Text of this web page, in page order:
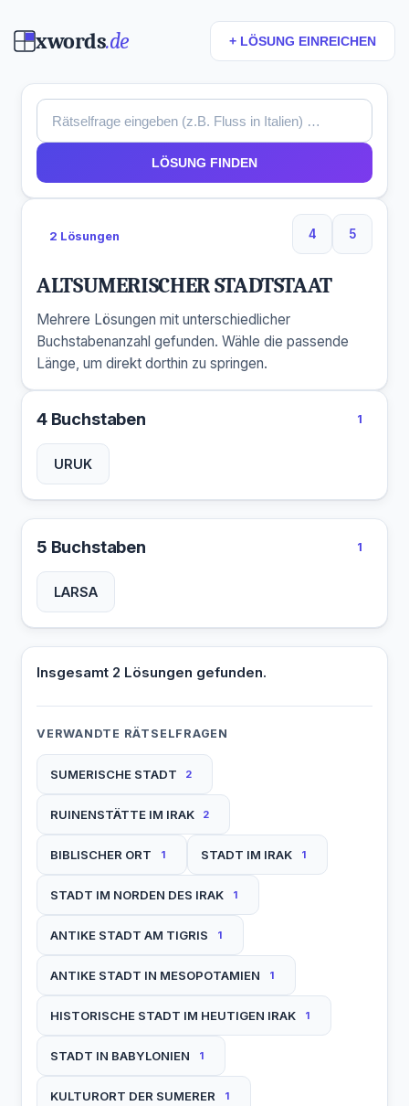
xwords.de + LÖSUNG EINREICHEN
LÖSUNG FINDEN
2 Lösungen 4
4 Buchstaben
5
5
ALTSUMERISCHER STADTSTAAT
Mehrere Lösungen mit unterschiedlicher
Buchstabenanzahl gefunden. Wähle die passende
Länge, um direkt dorthin zu springen.
4 Buchstaben 1
URUK
5 Buchstaben 1
LARSA
Insgesamt 2 Lösungen gefunden.
VERWANDTE RÄTSELFRAGEN
SUMERISCHE STADT 2
RUINENSTÄTTE IM IRAK 2
BIBLISCHER ORT 1 STADT IM IRAK 1
STADT IM NORDEN DES IRAK 1
ANTIKE STADT AM TIGRIS 1
ANTIKE STADT IN MESOPOTAMIEN 1
HISTORISCHE STADT IM HEUTIGEN IRAK 1
STADT IN BABYLONIEN 1
KULTURORT DER SUMERER 1